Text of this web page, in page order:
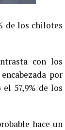
de los chilotes
con los
por
57,9% de los
hace un